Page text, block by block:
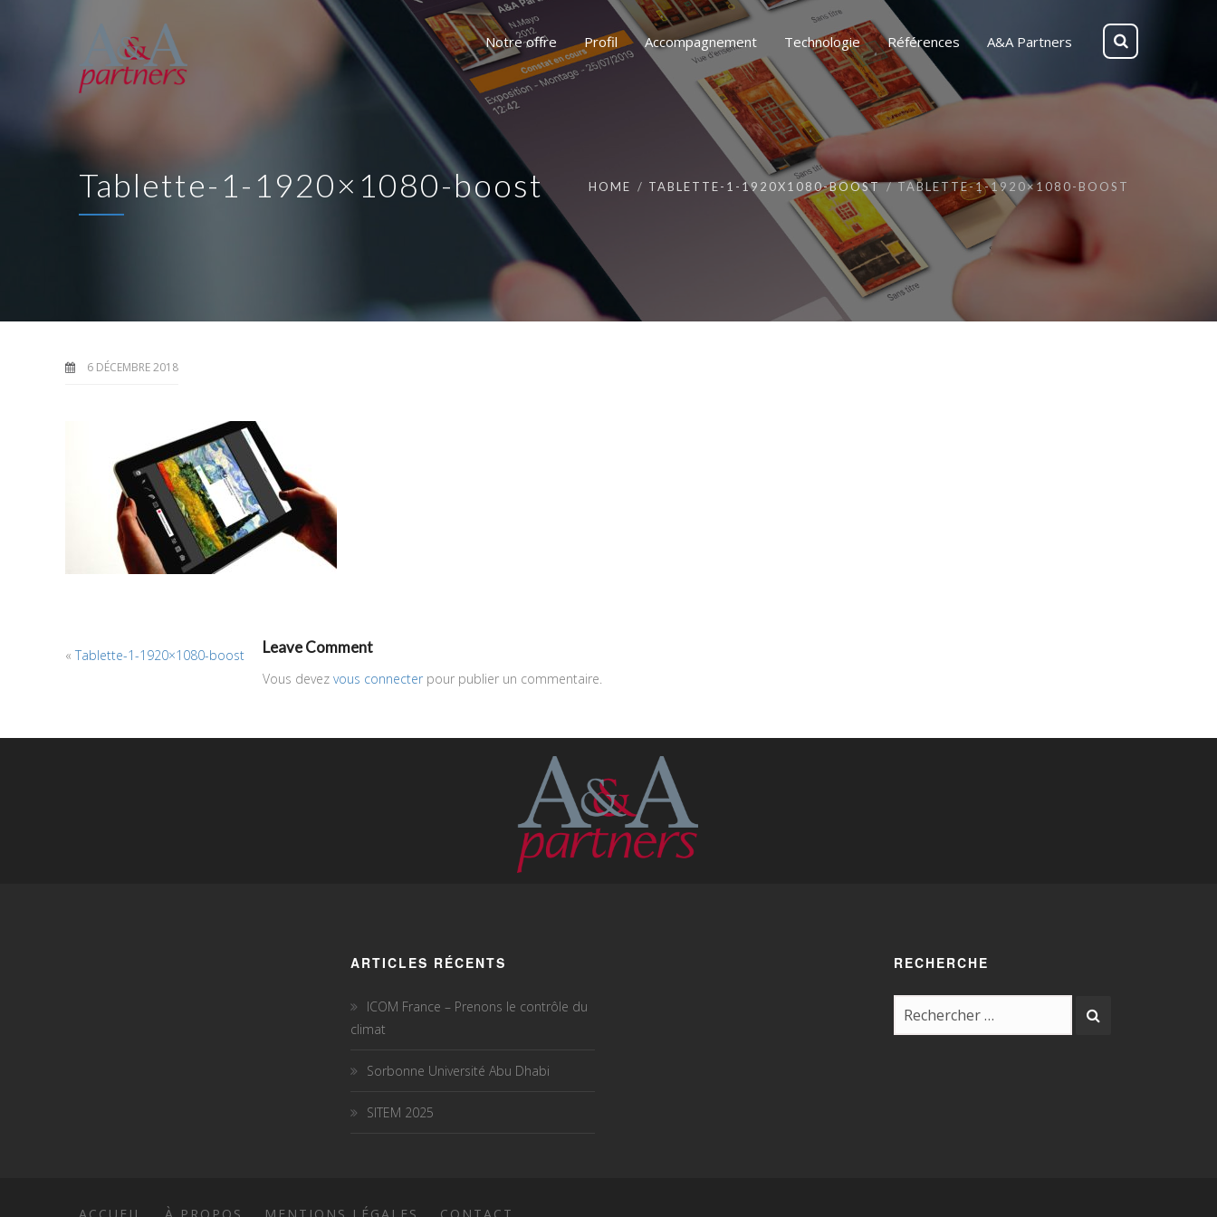
Notre offre Profil Accompagnement Technologie Références A&A Partners
Tablette-1-1920×1080-boost HOME TABLETTE-1-1920X1080-BOOST TABLETTE-1-1920×1080-BOOST
6 DÉCEMBRE 2018
« Tablette-1-1920×1080-boost Leave Comment
Vous devez vous connecter pour publier un commentaire.
ARTICLES RÉCENTS
ICOM France – Prenons le contrôle du
climat
Sorbonne Université Abu Dhabi
SITEM 2025
RECHERCHE
ACCUEIL À PROPOS MENTIONS LÉGALES CONTACT